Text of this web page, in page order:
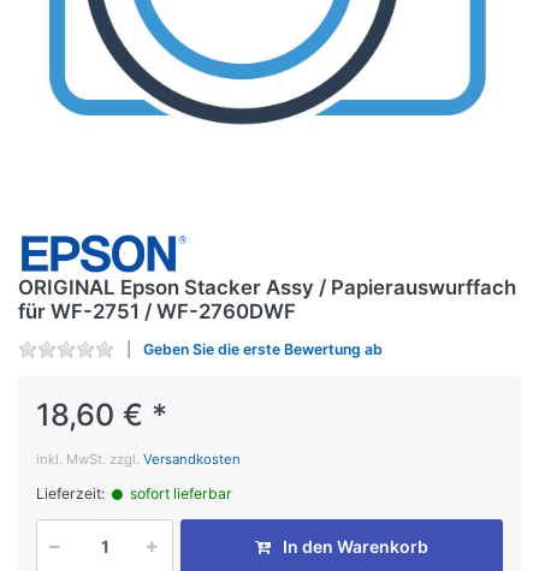
ORIGINAL Epson Stacker Assy / Papierauswurffach
für WF-2751 / WF-2760DWF
Geben Sie die erste Bewertung ab
18,60 € *
inkl. MwSt. zzgl. Versandkosten
Lieferzeit: sofort lieferbar
In den Warenkorb